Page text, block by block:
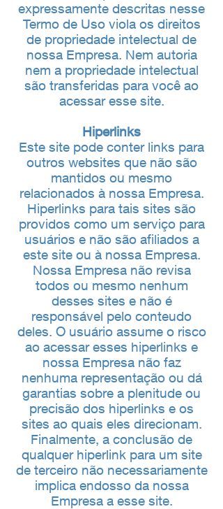
expressamente descritas nesse
Termo de Uso viola os direitos
de propriedade intelectual de
nossa Empresa. Nem autoria
nem a propriedade intelectual
são transferidas para você ao
acessar esse site.
Hiperlinks
Este site pode conter links para
outros websites que não são
mantidos ou mesmo
relacionados à nossa Empresa.
Hiperlinks para tais sites são
providos como um serviço para
usuários e não são afiliados a
este site ou à nossa Empresa.
Nossa Empresa não revisa
todos ou mesmo nenhum
desses sites e não é
responsável pelo conteudo
deles. O usuário assume o risco
ao acessar esses hiperlinks e
nossa Empresa não faz
nenhuma representação ou dá
garantias sobre a plenitude ou
precisão dos hiperlinks e os
sites ao quais eles direcionam.
Finalmente, a conclusão de
qualquer hiperlink para um site
de terceiro não necessariamente
implica endosso da nossa
Empresa a esse site.